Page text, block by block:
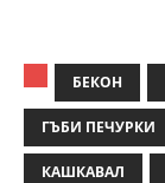
БЕКОН
ГЪБИ ПЕЧУРКИ
КАШКАВАЛ